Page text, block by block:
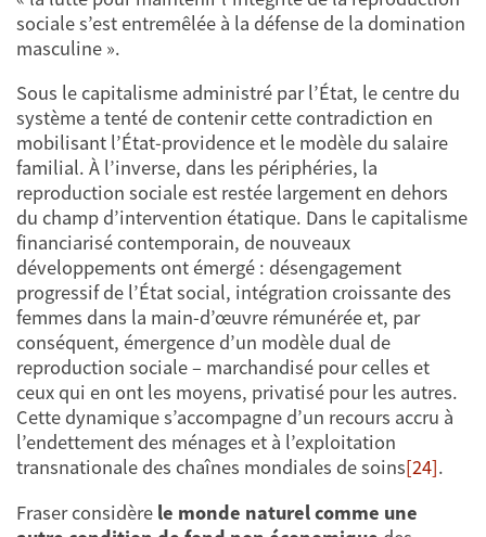
sociale s’est entremêlée à la défense de la domination
masculine ».
Sous le capitalisme administré par l’État, le centre du
système a tenté de contenir cette contradiction en
mobilisant l’État-providence et le modèle du salaire
familial. À l’inverse, dans les périphéries, la
reproduction sociale est restée largement en dehors
du champ d’intervention étatique. Dans le capitalisme
financiarisé contemporain, de nouveaux
développements ont émergé : désengagement
progressif de l’État social, intégration croissante des
femmes dans la main-d’œuvre rémunérée et, par
conséquent, émergence d’un modèle dual de
reproduction sociale – marchandisé pour celles et
ceux qui en ont les moyens, privatisé pour les autres.
Cette dynamique s’accompagne d’un recours accru à
l’endettement des ménages et à l’exploitation
transnationale des chaînes mondiales de soins[24].
Fraser considère le monde naturel comme une